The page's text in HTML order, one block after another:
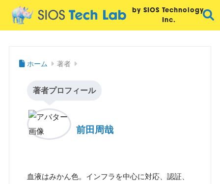
by SIOS Technology,
Inc.
ホーム 著者
著者プロフィール
前田周哉
血液はみかん色。インフラを中心に対応、認証、